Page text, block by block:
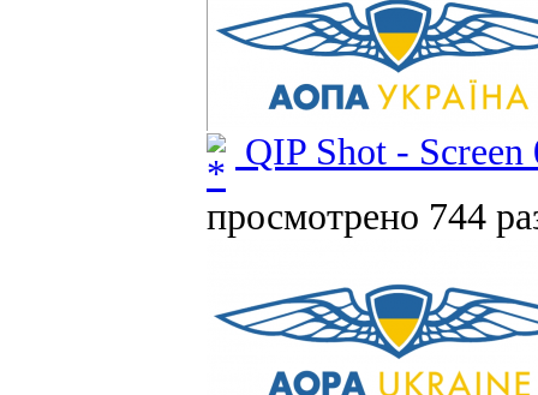
QIP Shot - Screen
просмотрено 744